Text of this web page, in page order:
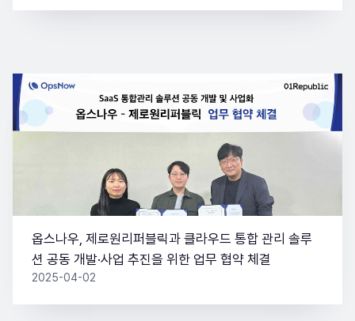
옵스나우, 제로원리퍼블릭과 클라우드 통합 관리 솔루
션 공동 개발·사업 추진을 위한 업무 협약 체결
2025-04-02